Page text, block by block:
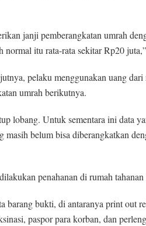
janji pemberangkatan umrah
normal itu rata-rata sekitar Rp20
pelaku menggunakan uang
umrah berikutnya.
lobang. Untuk sementara ini data
masih belum bisa diberangkatkan
penahanan di rumah
barang bukti, di antaranya print out
paspor para korban, dan